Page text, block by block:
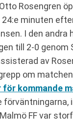
Rosengren
minuten
I den andra
till 2-0 genom
av
om
för kommande
förväntningarna,
FF var